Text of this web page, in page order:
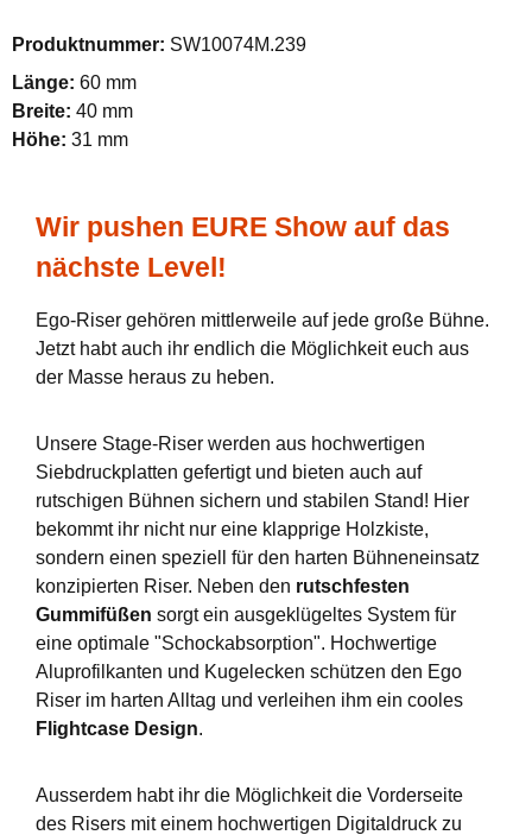
Produktnummer: SW10074M.239
Länge: 60 mm
Breite: 40 mm
Höhe: 31 mm
Wir pushen EURE Show auf das
nächste Level!
Ego-Riser gehören mittlerweile auf jede große Bühne.
Jetzt habt auch ihr endlich die Möglichkeit euch aus
der Masse heraus zu heben.
Unsere Stage-Riser werden aus hochwertigen
Siebdruckplatten gefertigt und bieten auch auf
rutschigen Bühnen sichern und stabilen Stand! Hier
bekommt ihr nicht nur eine klapprige Holzkiste,
sondern einen speziell für den harten Bühneneinsatz
konzipierten Riser. Neben den rutschfesten
Gummifüßen sorgt ein ausgeklügeltes System für
eine optimale "Schockabsorption". Hochwertige
Aluprofilkanten und Kugelecken schützen den Ego
Riser im harten Alltag und verleihen ihm ein cooles
Flightcase Design.
Ausserdem habt ihr die Möglichkeit die Vorderseite
des Risers mit einem hochwertigen Digitaldruck zu